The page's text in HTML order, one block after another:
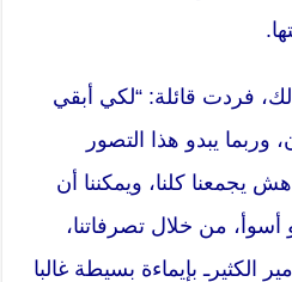
فردت قائلة: “لكي أبقي
وربما يبدو هذا التصور
كلنا، ويمكننا أن
من خلال تصرفاتنا،
الكثيرـ بإيماءة بسيطة غالبا